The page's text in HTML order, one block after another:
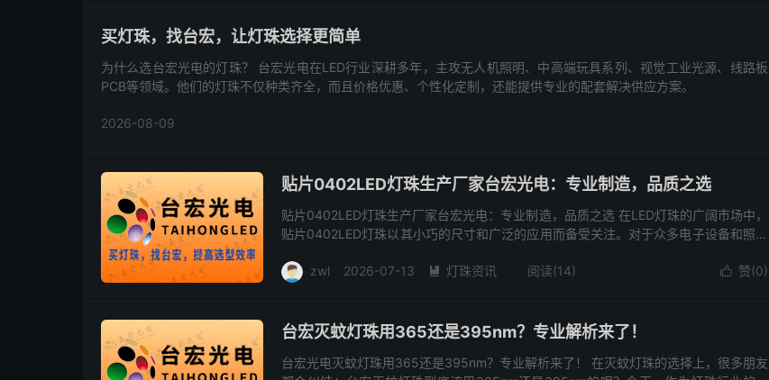
买灯珠，找台宏，让灯珠选择更简单
为什么选台宏光电的灯珠？ 台宏光电在LED行业深耕多年，主攻无人机照明、中高端玩具系列、视觉工业光源、线路板
PCB等领域。他们的灯珠不仅种类齐全，而且价格优惠、个性化定制，还能提供专业的配套解决供应方案。
2026-08-09
贴片0402LED灯珠生产厂家台宏光电：专业制造，品质之选
贴片0402LED灯珠生产厂家台宏光电：专业制造，品质之选 在LED灯珠的广阔市场中，
贴片0402LED灯珠以其小巧的尺寸和广泛的应用而备受关注。对于众多电子设备和照明
 赞(0)
zwl 2026-07-13  灯珠资讯 阅读(14)
台宏灭蚊灯珠用365还是395nm？专业解析来了！
台宏光电灭蚊灯珠用365还是395nm？专业解析来了！ 在灭蚊灯珠的选择上，很多朋友